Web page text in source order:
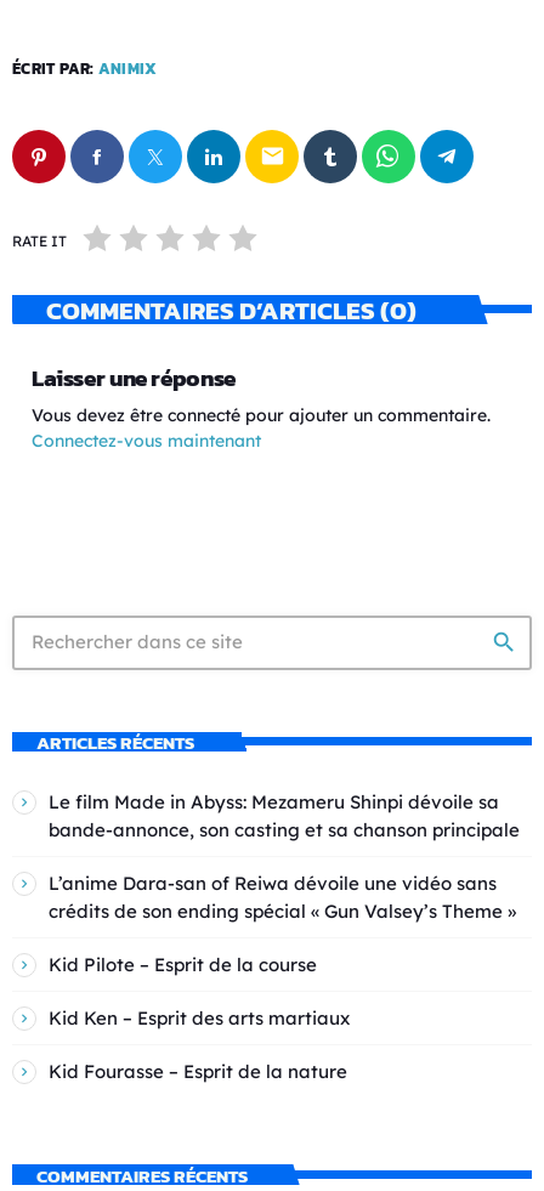
ÉCRIT PAR: ANIMIX
email
RATE IT
COMMENTAIRES D’ARTICLES (0)
Laisser une réponse
Vous devez être connecté pour ajouter un commentaire.
Connectez-vous maintenant
search
ARTICLES RÉCENTS
Le film Made in Abyss: Mezameru Shinpi dévoile sa
bande-annonce, son casting et sa chanson principale
L’anime Dara-san of Reiwa dévoile une vidéo sans
crédits de son ending spécial « Gun Valsey’s Theme »
Kid Pilote – Esprit de la course
Kid Ken – Esprit des arts martiaux
Kid Fourasse – Esprit de la nature
COMMENTAIRES RÉCENTS